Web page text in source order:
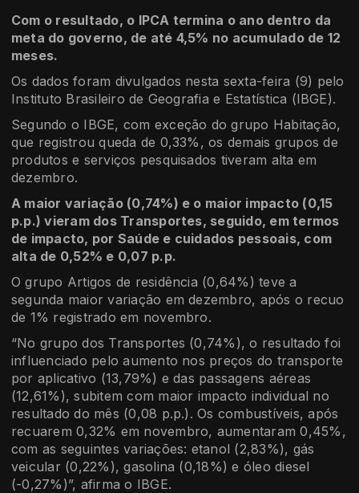
Com o resultado, o IPCA termina o ano dentro da
meta do governo, de até 4,5% no acumulado de 12
meses.
Os dados foram divulgados nesta sexta-feira (9) pelo
Instituto Brasileiro de Geografia e Estatística (IBGE).
Segundo o IBGE, com exceção do grupo Habitação,
que registrou queda de 0,33%, os demais grupos de
produtos e serviços pesquisados tiveram alta em
dezembro.
A maior variação (0,74%) e o maior impacto (0,15
p.p.) vieram dos Transportes, seguido, em termos
de impacto, por Saúde e cuidados pessoais, com
alta de 0,52% e 0,07 p.p.
O grupo Artigos de residência (0,64%) teve a
segunda maior variação em dezembro, após o recuo
de 1% registrado em novembro.
“No grupo dos Transportes (0,74%), o resultado foi
influenciado pelo aumento nos preços do transporte
por aplicativo (13,79%) e das passagens aéreas
(12,61%), subitem com maior impacto individual no
resultado do mês (0,08 p.p.). Os combustíveis, após
recuarem 0,32% em novembro, aumentaram 0,45%,
com as seguintes variações: etanol (2,83%), gás
veicular (0,22%), gasolina (0,18%) e óleo diesel
(-0,27%)”, afirma o IBGE.